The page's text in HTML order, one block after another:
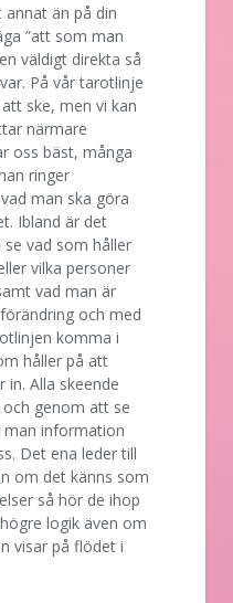
än på din
”att som man
väldigt direkta så
På vår tarotlinje
ske, men vi kan
närmare
oss bäst, många
ringer
man ska göra
Ibland är det
vad som håller
vilka personer
vad man är
och med
komma i
håller på att
Alla skeende
genom att se
man information
Det ena leder till
om det känns som
så hör de ihop
logik även om
visar på flödet i